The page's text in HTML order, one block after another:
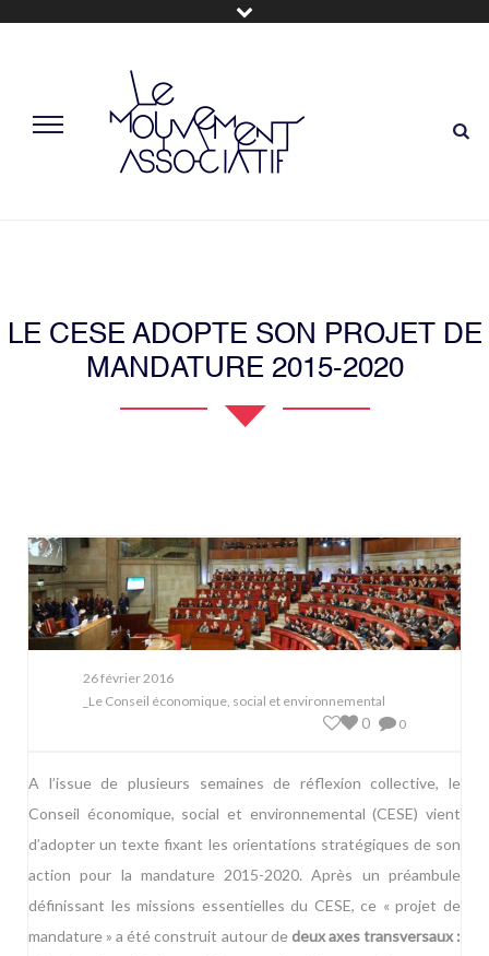
LE CESE ADOPTE SON PROJET DE
MANDATURE 2015-2020
26 février 2016
_Le Conseil économique, social et environnemental
0
0
A l’issue de plusieurs semaines de réflexion collective, le
Conseil économique, social et environnemental (CESE) vient
d’adopter un texte fixant les orientations stratégiques de son
action pour la mandature 2015-2020. Après un préambule
définissant les missions essentielles du CESE, ce « projet de
mandature » a été construit autour dedeux axes transversaux :